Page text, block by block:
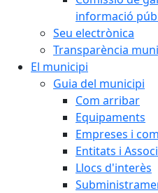
informació
Seu electrònica
Transparència
El municipi
Guia del municipi
Com arribar
Equipaments
Empreses i
Entitats i
Llocs d'interès